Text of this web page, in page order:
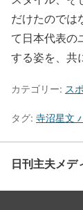
だけたのでは
て日本代表の
する姿を、共
カテゴリー: ス
タグ: 寺沼星文
日刊主夫メデ